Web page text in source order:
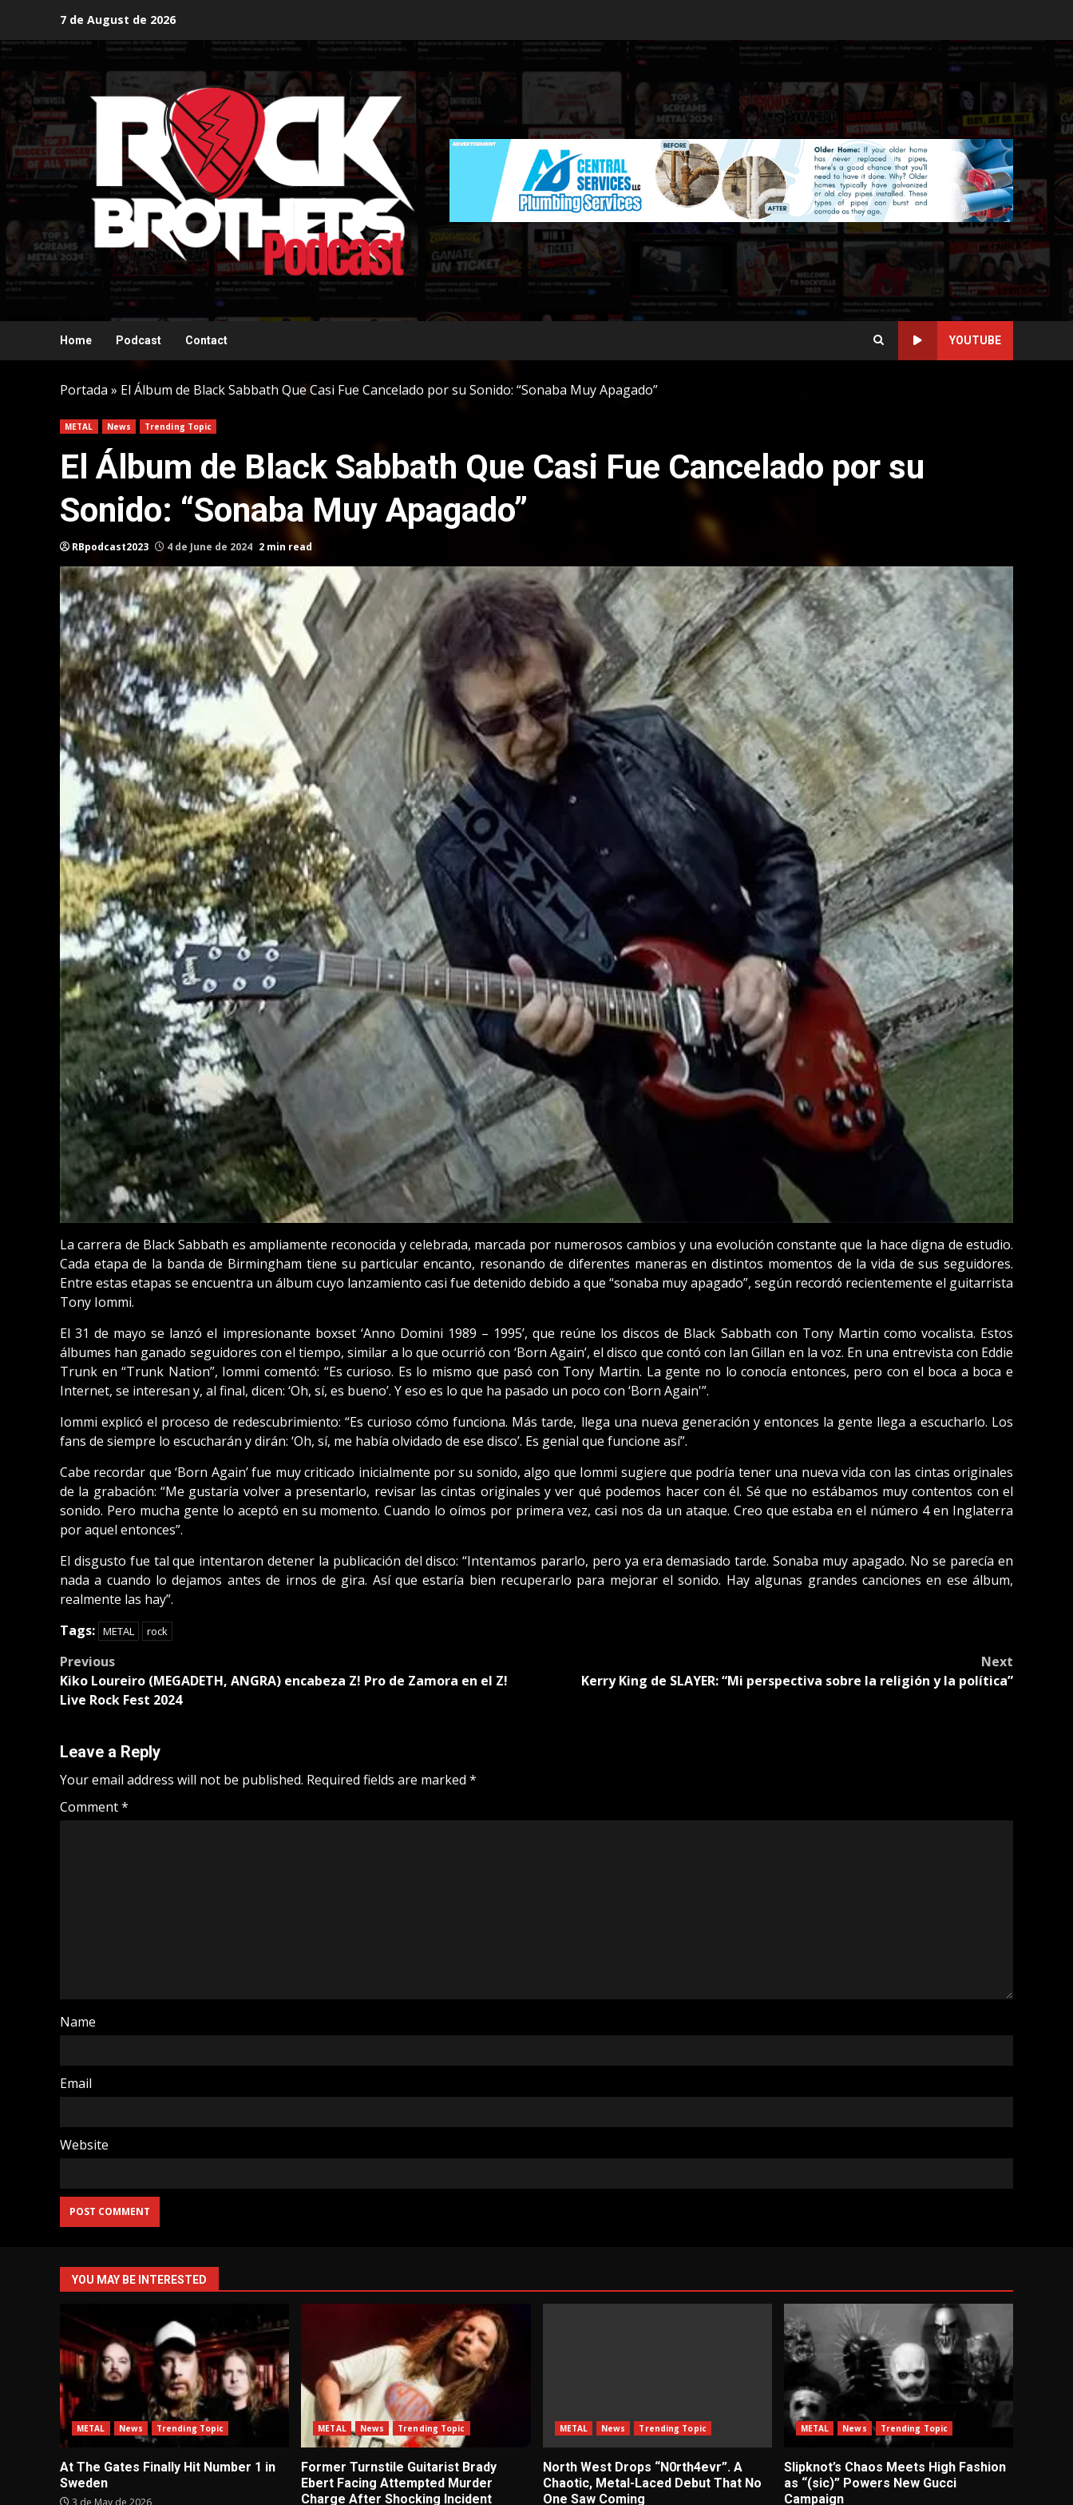
content
7 de August de 2026
Home Podcast Contact YOUTUBE
Portada » El Álbum de Black Sabbath Que Casi Fue Cancelado por su Sonido: “Sonaba Muy Apagado”
METAL News Trending Topic
El Álbum de Black Sabbath Que Casi Fue Cancelado por su
Sonido: “Sonaba Muy Apagado”
RBpodcast2023 4 de June de 2024 2 min read
La carrera de Black Sabbath es ampliamente reconocida y celebrada, marcada por numerosos cambios y una evolución constante que la hace digna de estudio.
Cada etapa de la banda de Birmingham tiene su particular encanto, resonando de diferentes maneras en distintos momentos de la vida de sus seguidores.
Entre estas etapas se encuentra un álbum cuyo lanzamiento casi fue detenido debido a que “sonaba muy apagado”, según recordó recientemente el guitarrista
Tony Iommi.
El 31 de mayo se lanzó el impresionante boxset ‘Anno Domini 1989 – 1995’, que reúne los discos de Black Sabbath con Tony Martin como vocalista. Estos
álbumes han ganado seguidores con el tiempo, similar a lo que ocurrió con ‘Born Again’, el disco que contó con Ian Gillan en la voz. En una entrevista con Eddie
Trunk en “Trunk Nation”, Iommi comentó: “Es curioso. Es lo mismo que pasó con Tony Martin. La gente no lo conocía entonces, pero con el boca a boca e
Internet, se interesan y, al final, dicen: ‘Oh, sí, es bueno’. Y eso es lo que ha pasado un poco con ‘Born Again'”.
Iommi explicó el proceso de redescubrimiento: “Es curioso cómo funciona. Más tarde, llega una nueva generación y entonces la gente llega a escucharlo. Los
fans de siempre lo escucharán y dirán: ‘Oh, sí, me había olvidado de ese disco’. Es genial que funcione así”.
Cabe recordar que ‘Born Again’ fue muy criticado inicialmente por su sonido, algo que Iommi sugiere que podría tener una nueva vida con las cintas originales
de la grabación: “Me gustaría volver a presentarlo, revisar las cintas originales y ver qué podemos hacer con él. Sé que no estábamos muy contentos con el
sonido. Pero mucha gente lo aceptó en su momento. Cuando lo oímos por primera vez, casi nos da un ataque. Creo que estaba en el número 4 en Inglaterra
por aquel entonces”.
El disgusto fue tal que intentaron detener la publicación del disco: “Intentamos pararlo, pero ya era demasiado tarde. Sonaba muy apagado. No se parecía en
nada a cuando lo dejamos antes de irnos de gira. Así que estaría bien recuperarlo para mejorar el sonido. Hay algunas grandes canciones en ese álbum,
realmente las hay”.
Tags: METAL rock
Post
navigation
Previous
Kiko Loureiro (MEGADETH, ANGRA) encabeza Z! Pro de Zamora en el Z!
Live Rock Fest 2024
Next
Kerry King de SLAYER: “Mi perspectiva sobre la religión y la política”
Leave a Reply
Your email address will not be published. Required fields are marked *
Comment*
Name
Email
Website
YOU MAY BE INTERESTED
METAL News Trending Topic
At The Gates Finally Hit Number 1 in
Sweden
3 de May de 2026
METAL News Trending Topic
Former Turnstile Guitarist Brady
Ebert Facing Attempted Murder
Charge After Shocking Incident
METAL News Trending Topic
North West Drops “N0rth4evr”. A
Chaotic, Metal-Laced Debut That No
One Saw Coming
METAL News Trending Topic
Slipknot’s Chaos Meets High Fashion
as “(sic)” Powers New Gucci
Campaign